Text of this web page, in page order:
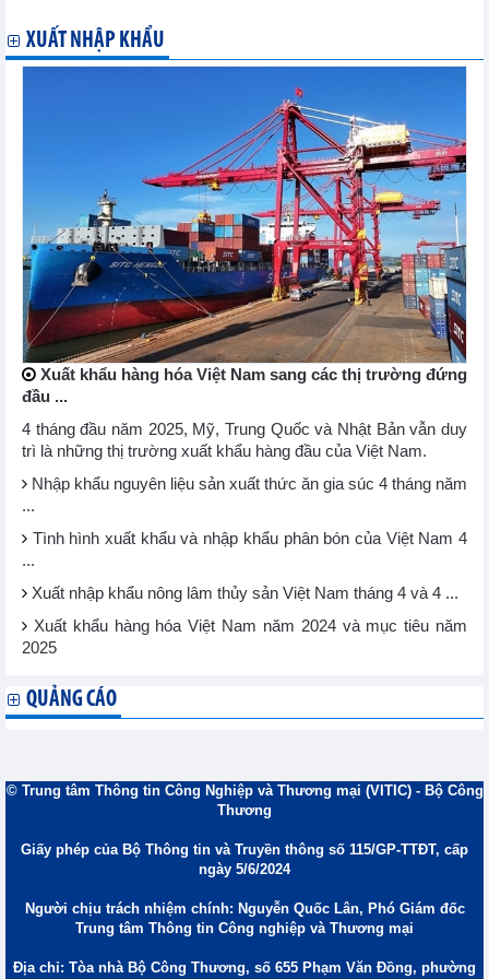
XUẤT NHẬP KHẨU
Xuất khẩu hàng hóa Việt Nam sang các thị trường đứng
đầu ...
4 tháng đầu năm 2025, Mỹ, Trung Quốc và Nhật Bản vẫn duy
trì là những thị trường xuất khẩu hàng đầu của Việt Nam.
Nhập khẩu nguyên liệu sản xuất thức ăn gia súc 4 tháng năm
...
Tình hình xuất khẩu và nhập khẩu phân bón của Việt Nam 4
...
Xuất nhập khẩu nông lâm thủy sản Việt Nam tháng 4 và 4 ...
Xuất khẩu hàng hóa Việt Nam năm 2024 và mục tiêu năm
2025
QUẢNG CÁO
© Trung tâm Thông tin Công Nghiệp và Thương mại (VITIC) - Bộ Công
Thương
Giấy phép của Bộ Thông tin và Truyền thông số 115/GP-TTĐT, cấp
ngày 5/6/2024
Người chịu trách nhiệm chính: Nguyễn Quốc Lân, Phó Giám đốc
Trung tâm Thông tin Công nghiệp và Thương mại
Địa chỉ: Tòa nhà Bộ Công Thương, số 655 Phạm Văn Đồng, phường